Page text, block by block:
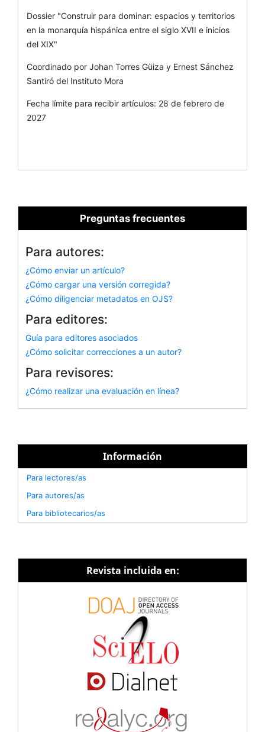
Dossier "Construir para dominar: espacios y territorios
en la monarquía hispánica entre el siglo XVII e inicios
del XIX"
Coordinado por Johan Torres Güiza y Ernest Sánchez
Santiró del Instituto Mora
Fecha límite para recibir artículos: 28 de febrero de
2027
Preguntas frecuentes
Para autores:
¿Cómo enviar un artículo?
¿Cómo cargar una versión corregida?
¿Cómo diligenciar metadatos en OJS?
Para editores:
Guía para editores asociados
¿Cómo solicitar correcciones a un autor?
Para revisores:
¿Cómo realizar una evaluación en línea?
Información
Para lectores/as
Para autores/as
Para bibliotecarios/as
Revista incluida en: